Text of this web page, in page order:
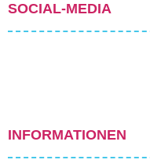
SOCIAL-MEDIA
INFORMATIONEN